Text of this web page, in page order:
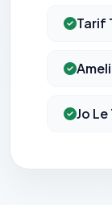
Tarif
Jo Le